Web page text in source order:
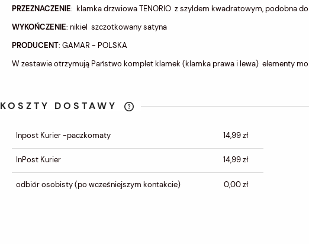
PRZEZNACZENIE: klamka drzwiowa TENORIO z szyldem kwadratowym, podobna
WYKOŃCZENIE: nikiel szczotkowany satyna
PRODUCENT: GAMAR - POLSKA
W zestawie otrzymują Państwo komplet klamek (klamka prawa i lewa) elementy
KOSZTY DOSTAWY
CENA NIE ZAWIERA
Inpost Kurier -paczkomaty 14,99 zł
InPost Kurier 14,99 zł
odbiór osobisty(po wcześniejszym kontakcie) 0,00 zł